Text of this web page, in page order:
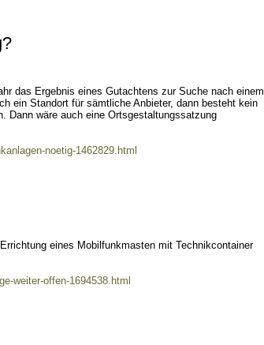
das Ergebnis eines Gutachtens zur Suche nach einem
ein Standort für sämtliche Anbieter, dann besteht kein
Dann wäre auch eine Ortsgestaltungssatzung
noetig-1462829.html
eines Mobilfunkmasten mit Technikcontainer
weiter-offen-1694538.html